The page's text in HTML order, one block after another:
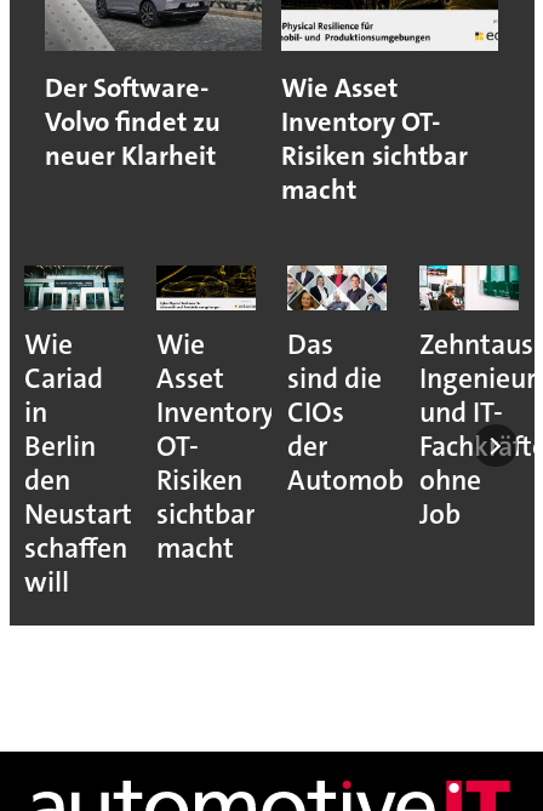
Der Software-
Volvo findet zu
neuer Klarheit
Wie Asset
Inventory OT-
Risiken sichtbar
macht
Wie
Cariad
in
Berlin
den
Neustart
schaffen
will
Wie
Asset
Inventory
OT-
Risiken
sichtbar
macht
Das
sind die
CIOs
der
Automobilindustrie
und IT-
ohne
Job